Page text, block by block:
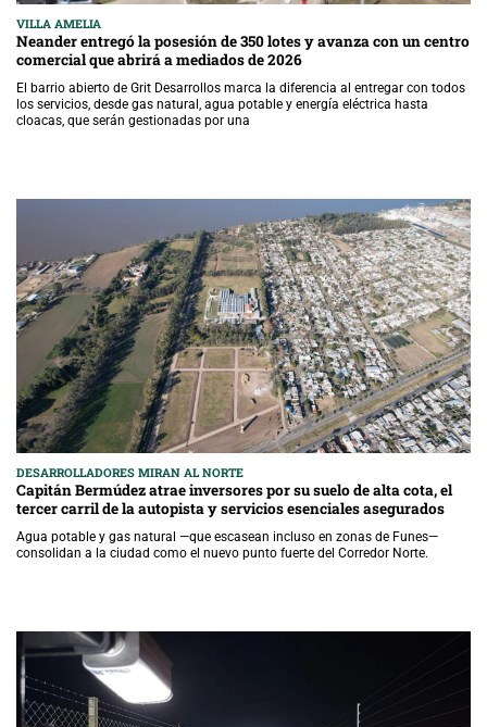
VILLA AMELIA
Neander entregó la posesión de 350 lotes y avanza con un centro
comercial que abrirá a mediados de 2026
El barrio abierto de Grit Desarrollos marca la diferencia al entregar con todos
los servicios, desde gas natural, agua potable y energía eléctrica hasta
cloacas, que serán gestionadas por una
DESARROLLADORES MIRAN AL NORTE
Capitán Bermúdez atrae inversores por su suelo de alta cota, el
tercer carril de la autopista y servicios esenciales asegurados
Agua potable y gas natural —que escasean incluso en zonas de Funes—
consolidan a la ciudad como el nuevo punto fuerte del Corredor Norte.